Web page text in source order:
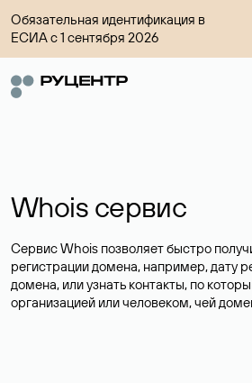
Обязательная идентификация в
ЕСИА с 1 сентября 2026
Whois сервис
Сервис Whois позволяет быстро
регистрации домена, например, дату
домена, или узнать контакты, по
организацией или человеком, чей